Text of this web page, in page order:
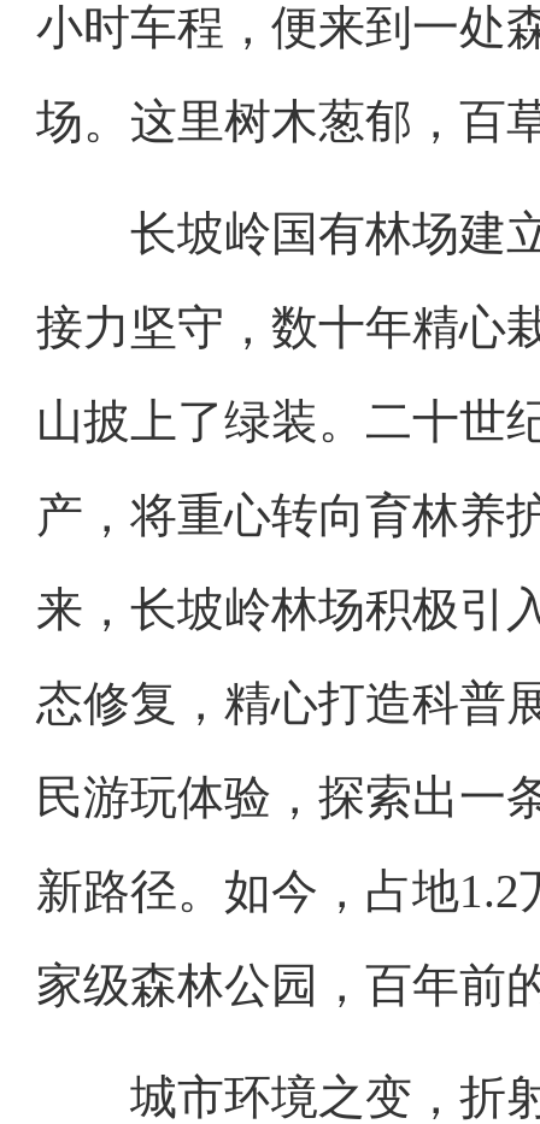
小时车程，便来到一
场。这里树木葱郁，百
长坡岭国有林场建立
接力坚守，数十年精心
山披上了绿装。二十世
产，将重心转向育林养
来，长坡岭林场积极引
态修复，精心打造科普
民游玩体验，探索出一
新路径。如今，占地
家级森林公园，百年前
城市环境之变，折射